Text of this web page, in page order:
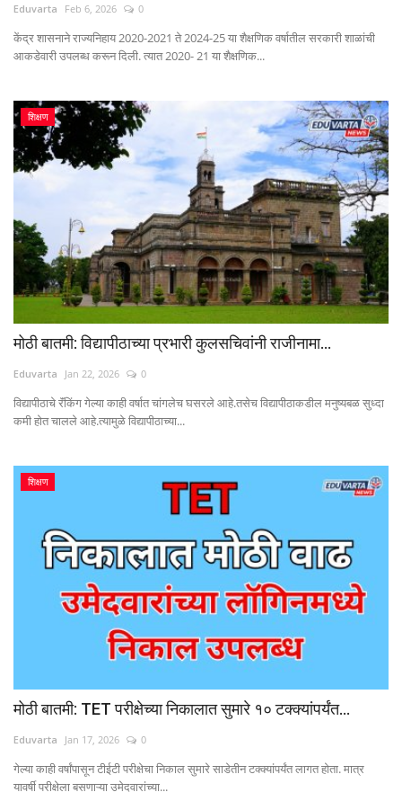
Eduvarta Feb 6, 2026 0
केंद्र शासनाने राज्यनिहाय 2020-2021 ते 2024-25 या शैक्षणिक वर्षातील सरकारी शाळांची
आकडेवारी उपलब्ध करून दिली. त्यात 2020- 21 या शैक्षणिक...
शिक्षण
मोठी बातमी: विद्यापीठाच्या प्रभारी कुलसचिवांनी राजीनामा...
Eduvarta Jan 22, 2026 0
विद्यापीठाचे रॅंकिंग गेल्या काही वर्षात चांगलेच घसरले आहे.तसेच विद्यापीठाकडील मनुष्यबळ सुध्दा
कमी होत चालले आहे.त्यामुळे विद्यापीठाच्या...
शिक्षण
मोठी बातमी: TET परीक्षेच्या निकालात सुमारे १० टक्क्यांपर्यंत...
Eduvarta Jan 17, 2026 0
गेल्या काही वर्षांपासून टीईटी परीक्षेचा निकाल सुमारे साडेतीन टक्क्यांपर्यंत लागत होता. मात्र
यावर्षी परीक्षेला बसणाऱ्या उमेदवारांच्या...